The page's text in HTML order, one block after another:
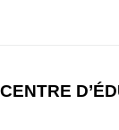
CENTRE